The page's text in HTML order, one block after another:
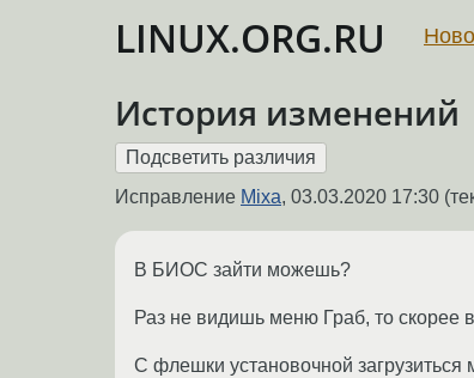
LINUX.ORG.RU
История изменений
Исправление Mixa, 03.03.2020 17:30
В БИОС зайти можешь?
Раз не видишь меню Граб, то скорее
С флешки установочной